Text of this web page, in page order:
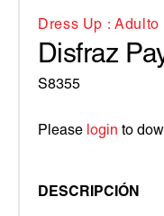
Dress Up : Adulto
Disfraz
S8355
Please login to
DESCRIPCIÓN